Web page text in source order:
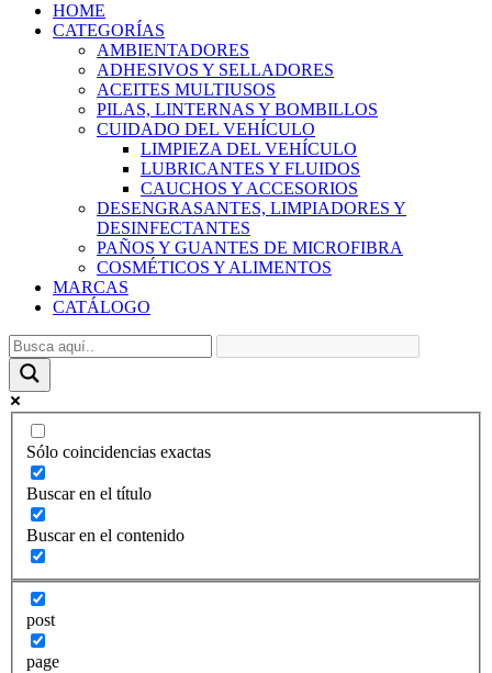
HOME
CATEGORÍAS
AMBIENTADORES
ADHESIVOS Y SELLADORES
ACEITES MULTIUSOS
PILAS, LINTERNAS Y BOMBILLOS
CUIDADO DEL VEHÍCULO
LIMPIEZA DEL VEHÍCULO
LUBRICANTES Y FLUIDOS
CAUCHOS Y ACCESORIOS
DESENGRASANTES, LIMPIADORES Y
DESINFECTANTES
PAÑOS Y GUANTES DE MICROFIBRA
COSMÉTICOS Y ALIMENTOS
MARCAS
CATÁLOGO
Sólo coincidencias exactas
Buscar en el título
Buscar en el contenido
post
page